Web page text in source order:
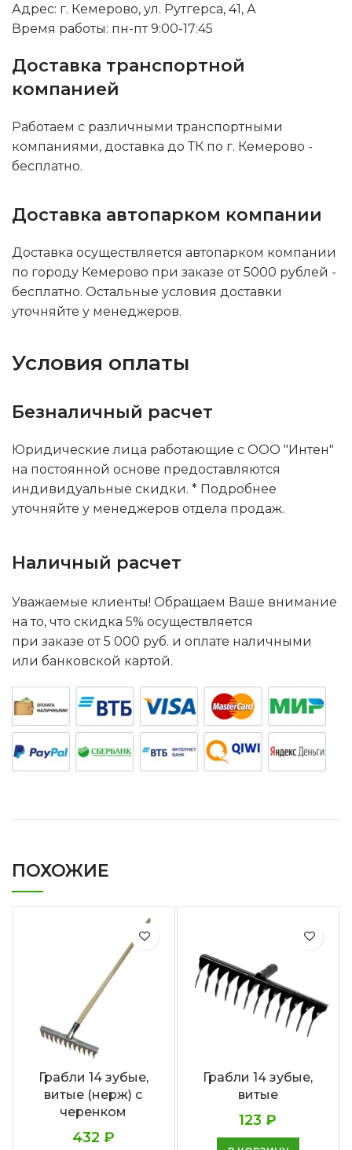
Адрес: г. Кемерово, ул. Рутгерса, 41, А
Время работы: пн-пт 9:00-17:45
Доставка транспортной
компанией
Работаем с различными транспортными
компаниями, доставка до ТК по г. Кемерово -
бесплатно.
Доставка автопарком компании
Доставка осуществляется автопарком компании
по городу Кемерово при заказе от 5000 рублей -
бесплатно. Остальные условия доставки
уточняйте у менеджеров.
Условия оплаты
Безналичный расчет
Юридические лица работающие с ООО "Интен"
на постоянной основе предоставляются
индивидуальные скидки. * Подробнее
уточняйте у менеджеров отдела продаж.
Наличный расчет
Уважаемые клиенты! Обращаем Ваше внимание
на то, что скидка 5% осуществляется
при заказе от 5 000 руб. и оплате наличными
или банковской картой.
ПОХОЖИЕ
Грабли 14 зубые,
витые (нерж) с
черенком
432 ₽
Грабли 14 зубые,
витые
123₽